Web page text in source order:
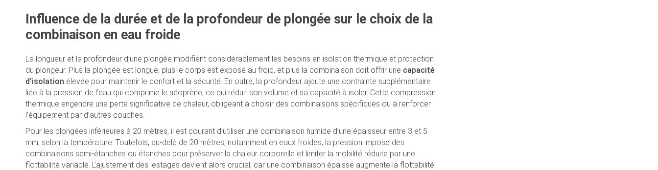
Influence de la durée et de la profondeur de plongée sur le choix de la
combinaison en eau froide
La longueur et la profondeur d’une plongée modifient considérablement les besoins en isolation thermique et protection
du plongeur. Plus la plongée est longue, plus le corps est exposé au froid, et plus la combinaison doit offrir une capacité
d’isolation élevée pour maintenir le confort et la sécurité. En outre, la profondeur ajoute une contrainte supplémentaire
liée à la pression de l’eau qui comprime le néoprène, ce qui réduit son volume et sa capacité à isoler. Cette compression
thermique engendre une perte significative de chaleur, obligeant à choisir des combinaisons spécifiques ou à renforcer
l’équipement par d’autres couches.
Pour les plongées inférieures à 20 mètres, il est courant d’utiliser une combinaison humide d’une épaisseur entre 3 et 5
mm, selon la température. Toutefois, au-delà de 20 mètres, notamment en eaux froides, la pression impose des
combinaisons semi-étanches ou étanches pour préserver la chaleur corporelle et limiter la mobilité réduite par une
flottabilité variable. L’ajustement des lestages devient alors crucial, car une combinaison épaisse augmente la flottabilité.